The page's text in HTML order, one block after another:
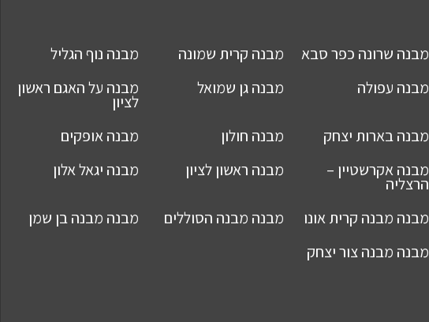
מבנה שרונה כפר סבא מבנה קרית שמונה מבנה נוף הגליל
מבנה עפולה מבנה גן שמואל מבנה על האגם ראשון
לציון
מבנהבארות יצחק מבנה חולון מבנה אופקים
מבנהאקרשטיין –
הרצליה
מבנה ראשון לציון מבנה יגאל אלון
מבנה מבנה קרית אונו מבנה מבנה הסוללים מבנה מבנה בן שמן
מבנה מבנה צור יצחק